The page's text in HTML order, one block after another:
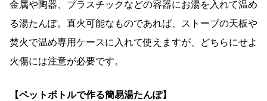
金属や陶器、プラスチックなどの容器にお湯を入れて温め
る湯たんぽ。直火可能なものであれば、ストーブの天板や
焚火で温め専用ケースに入れて使えますが、どちらにせよ
火傷には注意が必要です。
【ペットボトルで作る簡易湯たんぽ】